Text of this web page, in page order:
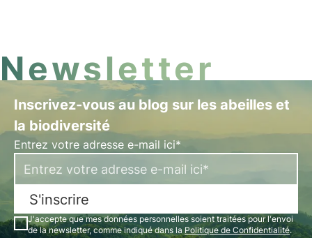
Newsletter
Inscrivez-vous au blog sur les abeilles et
la biodiversité
Entrez votre adresse e-mail ici*
S'inscrire
J'accepte que mes données personnelles soient traitées pour l'envoi
de la newsletter, comme indiqué dans la Politique de Confidentialité.